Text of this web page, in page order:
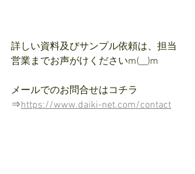
詳しい資料及びサンプル依頼は、担当
営業までお声がけくださいm(__)m
メールでのお問合せはコチラ
⇒https://www.daiki-net.com/contact